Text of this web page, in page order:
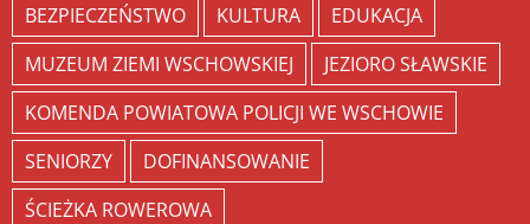
BEZPIECZEŃSTWO
KULTURA
EDUKACJA
MUZEUM ZIEMI WSCHOWSKIEJ
JEZIORO SŁAWSKIE
KOMENDA POWIATOWA POLICJI WE WSCHOWIE
SENIORZY
DOFINANSOWANIE
ŚCIEŻKA ROWEROWA